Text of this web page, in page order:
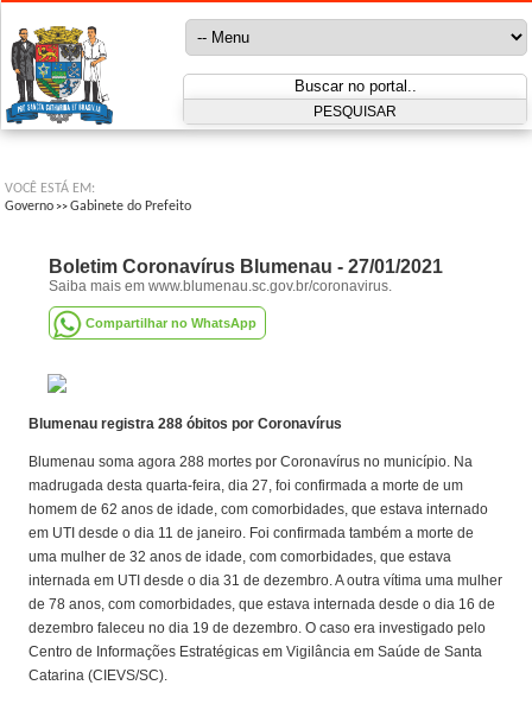
VOCÊ ESTÁ EM:
Governo >>Gabinete do Prefeito
Boletim Coronavírus Blumenau - 27/01/2021
Saiba mais em www.blumenau.sc.gov.br/coronavirus.
Compartilhar no WhatsApp
Blumenau registra 288 óbitos por Coronavírus
Blumenau soma agora 288 mortes por Coronavírus no município. Na
madrugada desta quarta-feira, dia 27, foi confirmada a morte de um
homem de 62 anos de idade, com comorbidades, que estava internado
em UTI desde o dia 11 de janeiro. Foi confirmada também a morte de
uma mulher de 32 anos de idade, com comorbidades, que estava
internada em UTI desde o dia 31 de dezembro. A outra vítima uma mulher
de 78 anos, com comorbidades, que estava internada desde o dia 16 de
dezembro faleceu no dia 19 de dezembro. O caso era investigado pelo
Centro de Informações Estratégicas em Vigilância em Saúde de Santa
Catarina (CIEVS/SC).